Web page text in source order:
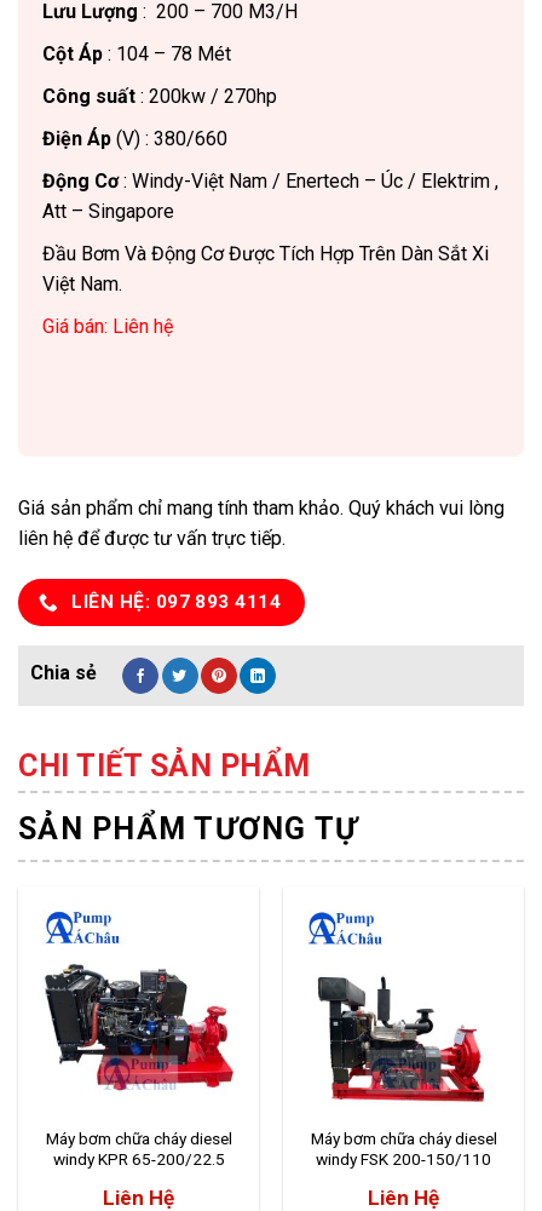
Lưu Lượng : 200 – 700 M3/H
Cột Áp : 104 – 78 Mét
Công suất : 200kw / 270hp
Điện Áp (V) : 380/660
Động Cơ : Windy-Việt Nam / Enertech – Úc / Elektrim ,
Att – Singapore
Đầu Bơm Và Động Cơ Được Tích Hợp Trên Dàn Sắt Xi
Việt Nam.
Giá bán: Liên hệ
Giá sản phẩm chỉ mang tính tham khảo. Quý khách vui lòng
liên hệ để được tư vấn trực tiếp.
LIÊN HỆ: 097 893 4114
CHI TIẾT SẢN PHẨM
SẢN PHẨM TƯƠNG TỰ
Máy bơm chữa cháy diesel
windy KPR 65-200/22.5
Liên Hệ
Máy bơm chữa cháy diesel
windy FSK 200-150/110
Liên Hệ